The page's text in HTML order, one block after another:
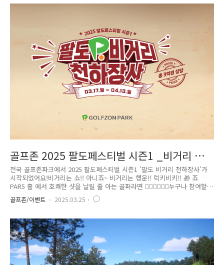
진출하는 방식 입니다. 본선부터 1:1 승부를 거듭해 단 한 명의 최종 우승
프, 본선 진출자 자동 대진표 제공 토너먼트 대회 예선 기간 동안의 코스
합산 최저타 기준으로 자동 컷오프됩니다. 개설..
골프존 2025 팔도페스티벌 시즌1 _비거리 천하
장사 시작!
전국 골프존파크에서 2025 팔도페스티벌 시즌1 '팔도 비거리 천하장사'가
시작되었어요!비거리는 쇼!! 아니죠~ 비거리는 행운!! 럭키비키!! 🎁 죠
PAR5 홀 에서 호쾌한 샷을 날릴 줄 아는 골퍼라면 🙋🏻‍♂🙋🏻‍♀누구나 참여할
수 있는 골프존파크의 대표이벤트인 팔도페스티벌 시즌 1에 참여해보세
요! 약 한달 동안 정해진 골프코스에서 비거리를 차곡차곡 쌓다보면 나도
비거리로 다양한 행운의 선물이 지급 되거든요! 그럼 지금부터 팔도페
스티벌 시즌 1 '비거리 천하장사'의 3가지 이벤트~ 알아볼께요! 비거리가
살짝 아쉽다고요? 누적 비거리로 행운을 드리니 장타자가 아니여도 아쉬
워 말아요~ 또 라운드(多) 하면 돼요 ⛳..
골프존/이벤트 2025.03.25